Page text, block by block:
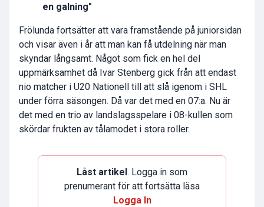
en galning"
Frölunda fortsätter att vara framstående på juniorsidan
och visar även i år att man kan få utdelning när man
skyndar långsamt. Något som fick en hel del
uppmärksamhet då Ivar Stenberg gick från att endast
nio matcher i U20 Nationell till att slå igenom i SHL
under förra säsongen. Då var det med en 07:a. Nu är
det med en trio av landslagsspelare i 08-kullen som
skördar frukten av tålamodet i stora roller.
Låst artikel . Logga in som
prenumerant för att fortsätta läsa
Logga In